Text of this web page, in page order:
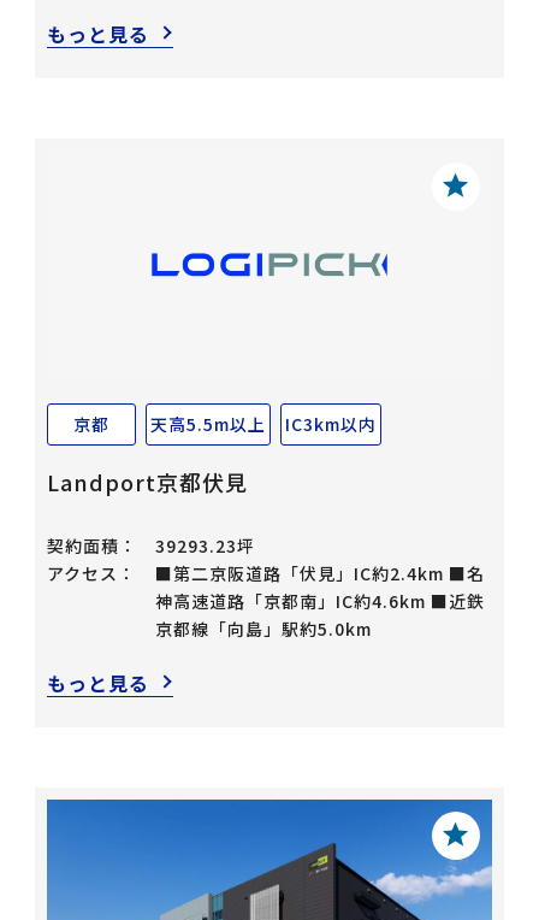
もっと見る
京都 天高5.5m以上 IC3km以内
Landport京都伏見
契約面積：
39293.23坪
アクセス：
■第二京阪道路「伏見」IC約2.4km ■名
神高速道路「京都南」IC約4.6km ■近鉄
京都線「向島」駅約5.0km
もっと見る